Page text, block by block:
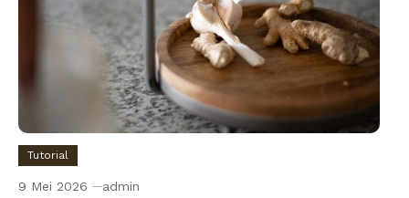
Tutorial
9 Mei 2026 admin